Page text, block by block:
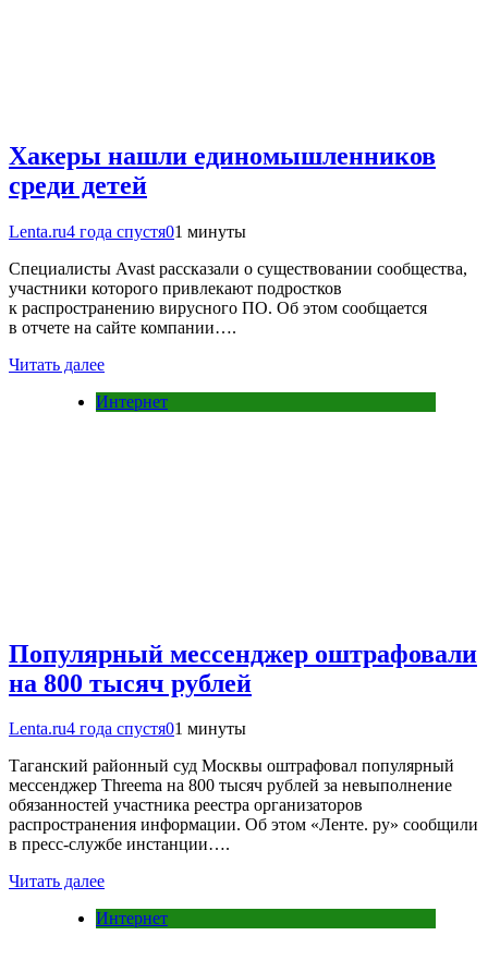
Хакеры нашли единомышленников
среди детей
Lenta.ru4 года спустя01 минуты
Специалисты Avast рассказали о существовании сообщества,
участники которого привлекают подростков
к распространению вирусного ПО. Об этом сообщается
в отчете на сайте компании….
Читать далее
Интернет
Популярный мессенджер оштрафовали
на 800 тысяч рублей
Lenta.ru4 года спустя01 минуты
Таганский районный суд Москвы оштрафовал популярный
мессенджер Threema на 800 тысяч рублей за невыполнение
обязанностей участника реестра организаторов
распространения информации. Об этом «Ленте. ру» сообщили
в пресс-службе инстанции….
Читать далее
Интернет